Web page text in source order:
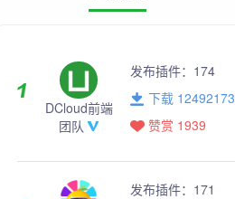
DCloud前端
团队
发布插件： 174
下载 12492173
赞赏 1939
发布插件： 171